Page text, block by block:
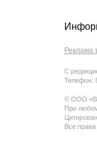
Реклама
С
Телефон:
© ООО
При
Все